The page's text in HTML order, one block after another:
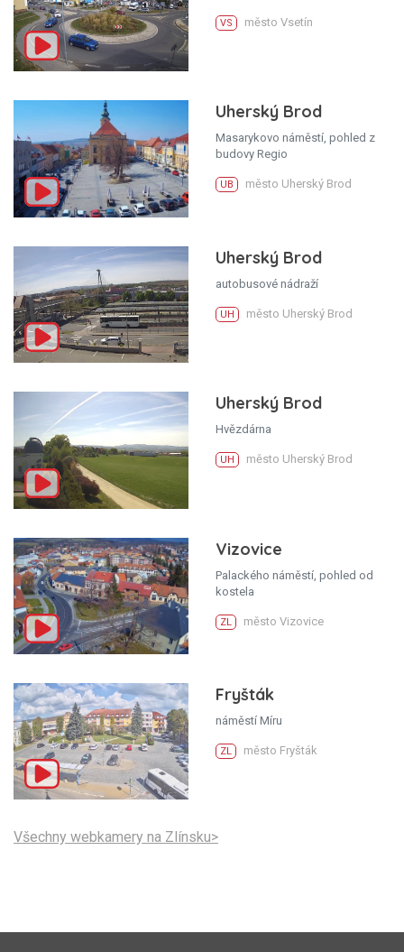
VS město Vsetín
Uherský Brod
Masarykovo náměstí, pohled z
budovy Regio
UB město Uherský Brod
Uherský Brod
autobusové nádraží
UH město Uherský Brod
Uherský Brod
Hvězdárna
UH město Uherský Brod
Vizovice
Palackého náměstí, pohled od
kostela
ZL město Vizovice
Fryšták
náměstí Míru
ZL město Fryšták
Všechny webkamery na Zlínsku>